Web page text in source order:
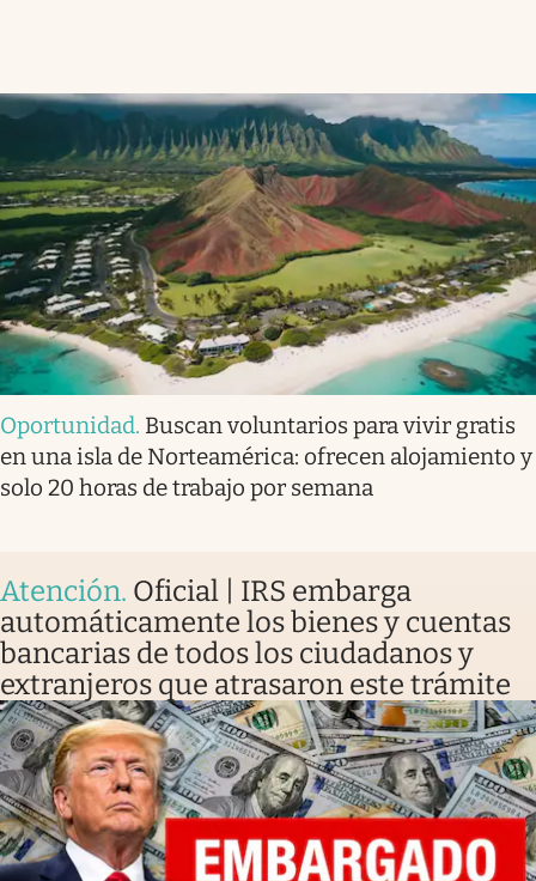
Oportunidad. Buscan voluntarios para vivir gratis
en una isla de Norteamérica: ofrecen alojamiento y
solo 20 horas de trabajo por semana
Atención. Oficial | IRS embarga
automáticamente los bienes y cuentas
bancarias de todos los ciudadanos y
extranjeros que atrasaron este trámite